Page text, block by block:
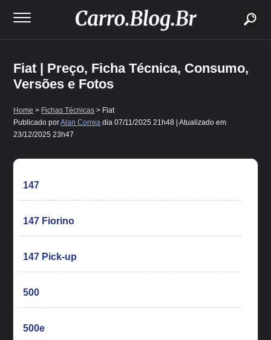
Fiat | Preço, Ficha Técnica, Consumo,
Versões e Fotos
Home > Fichas Técnicas > Fiat
Publicado porAlan Correa dia07/11/2025 21h48 | Atualizado em
23/12/2025 23h47
147
147 Fiorino
147 Pick-up
500
500e